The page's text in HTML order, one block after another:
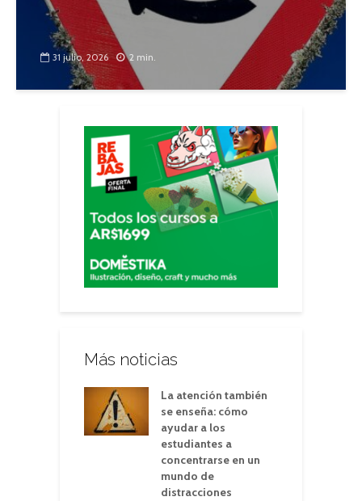
31 julio, 2026 2 min.
Más noticias
La atención también
se enseña: cómo
ayudar a los
estudiantes a
concentrarse en un
mundo de
distracciones